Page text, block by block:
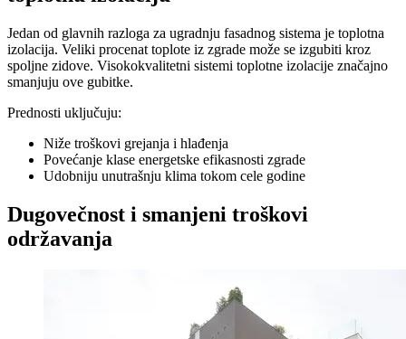
Jedan od glavnih razloga za ugradnju fasadnog sistema je toplotna
izolacija. Veliki procenat toplote iz zgrade može se izgubiti kroz
spoljne zidove. Visokokvalitetni sistemi toplotne izolacije značajno
smanjuju ove gubitke.
Prednosti uključuju:
Niže troškovi grejanja i hlađenja
Povećanje klase energetske efikasnosti zgrade
Udobniju unutrašnju klima tokom cele godine
Dugovečnost i smanjeni troškovi
održavanja